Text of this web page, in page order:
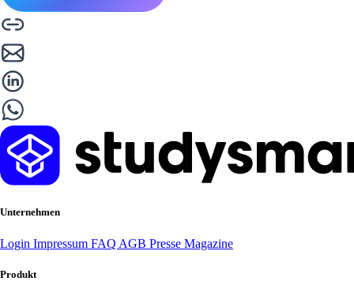
Unternehmen
Login Impressum FAQ AGB Presse Magazine
Produkt